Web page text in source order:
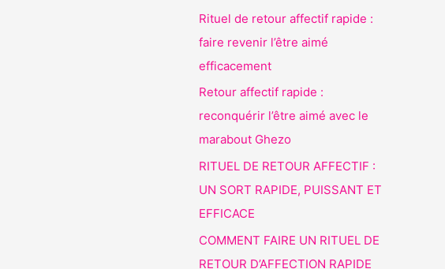
Rituel de retour affectif rapide :
faire revenir l’être aimé
efficacement
Retour affectif rapide :
reconquérir l’être aimé avec le
marabout Ghezo
RITUEL DE RETOUR AFFECTIF :
UN SORT RAPIDE, PUISSANT ET
EFFICACE
COMMENT FAIRE UN RITUEL DE
RETOUR D’AFFECTION RAPIDE